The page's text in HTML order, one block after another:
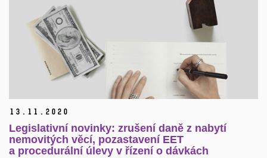
13. 11. 2020
Legislativní novinky: zrušení daně z nabytí
nemovitých věcí, pozastavení EET
a procedurální úlevy v řízení o dávkách